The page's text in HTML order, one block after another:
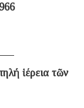
ἱέρεια τῶν